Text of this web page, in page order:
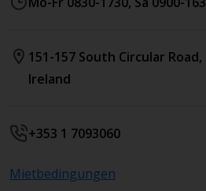
151-157 South Circular Road,
Ireland
+353 1 7093060
Mietbedingungen